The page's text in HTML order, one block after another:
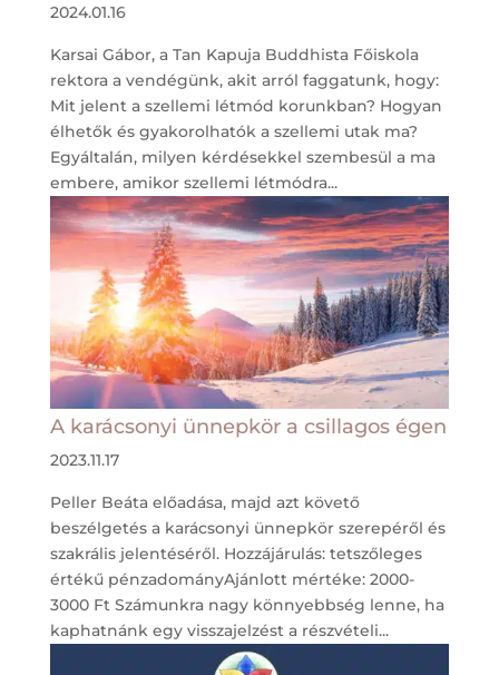
2024.01.16
Karsai Gábor, a Tan Kapuja Buddhista Főiskola
rektora a vendégünk, akit arról faggatunk, hogy:
Mit jelent a szellemi létmód korunkban? Hogyan
élhetők és gyakorolhatók a szellemi utak ma?
Egyáltalán, milyen kérdésekkel szembesül a ma
embere, amikor szellemi létmódra...
A karácsonyi ünnepkör a csillagos égen
2023.11.17
Peller Beáta előadása, majd azt követő
beszélgetés a karácsonyi ünnepkör szerepéről és
szakrális jelentéséről. Hozzájárulás: tetszőleges
értékű pénzadományAjánlott mértéke: 2000-
3000 Ft Számunkra nagy könnyebbség lenne, ha
kaphatnánk egy visszajelzést a részvételi...